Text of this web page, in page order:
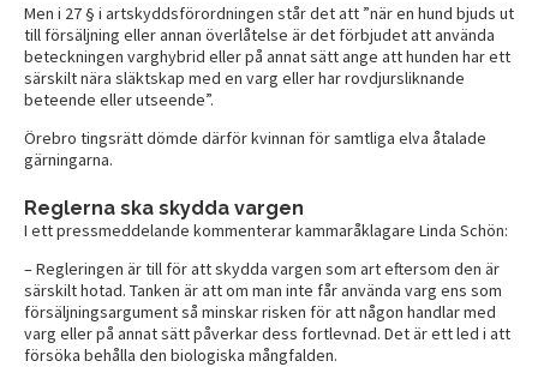
Men i 27 § i artskyddsförordningen står det att ”när en hund bjuds ut
till försäljning eller annan överlåtelse är det förbjudet att använda
beteckningen varghybrid eller på annat sätt ange att hunden har ett
särskilt nära släktskap med en varg eller har rovdjursliknande
beteende eller utseende”.
Örebro tingsrätt dömde därför kvinnan för samtliga elva åtalade
gärningarna.
Reglerna ska skydda vargen
I ett pressmeddelande kommenterar kammaråklagare Linda Schön:
– Regleringen är till för att skydda vargen som art eftersom den är
särskilt hotad. Tanken är att om man inte får använda varg ens som
försäljningsargument så minskar risken för att någon handlar med
varg eller på annat sätt påverkar dess fortlevnad. Det är ett led i att
försöka behålla den biologiska mångfalden.